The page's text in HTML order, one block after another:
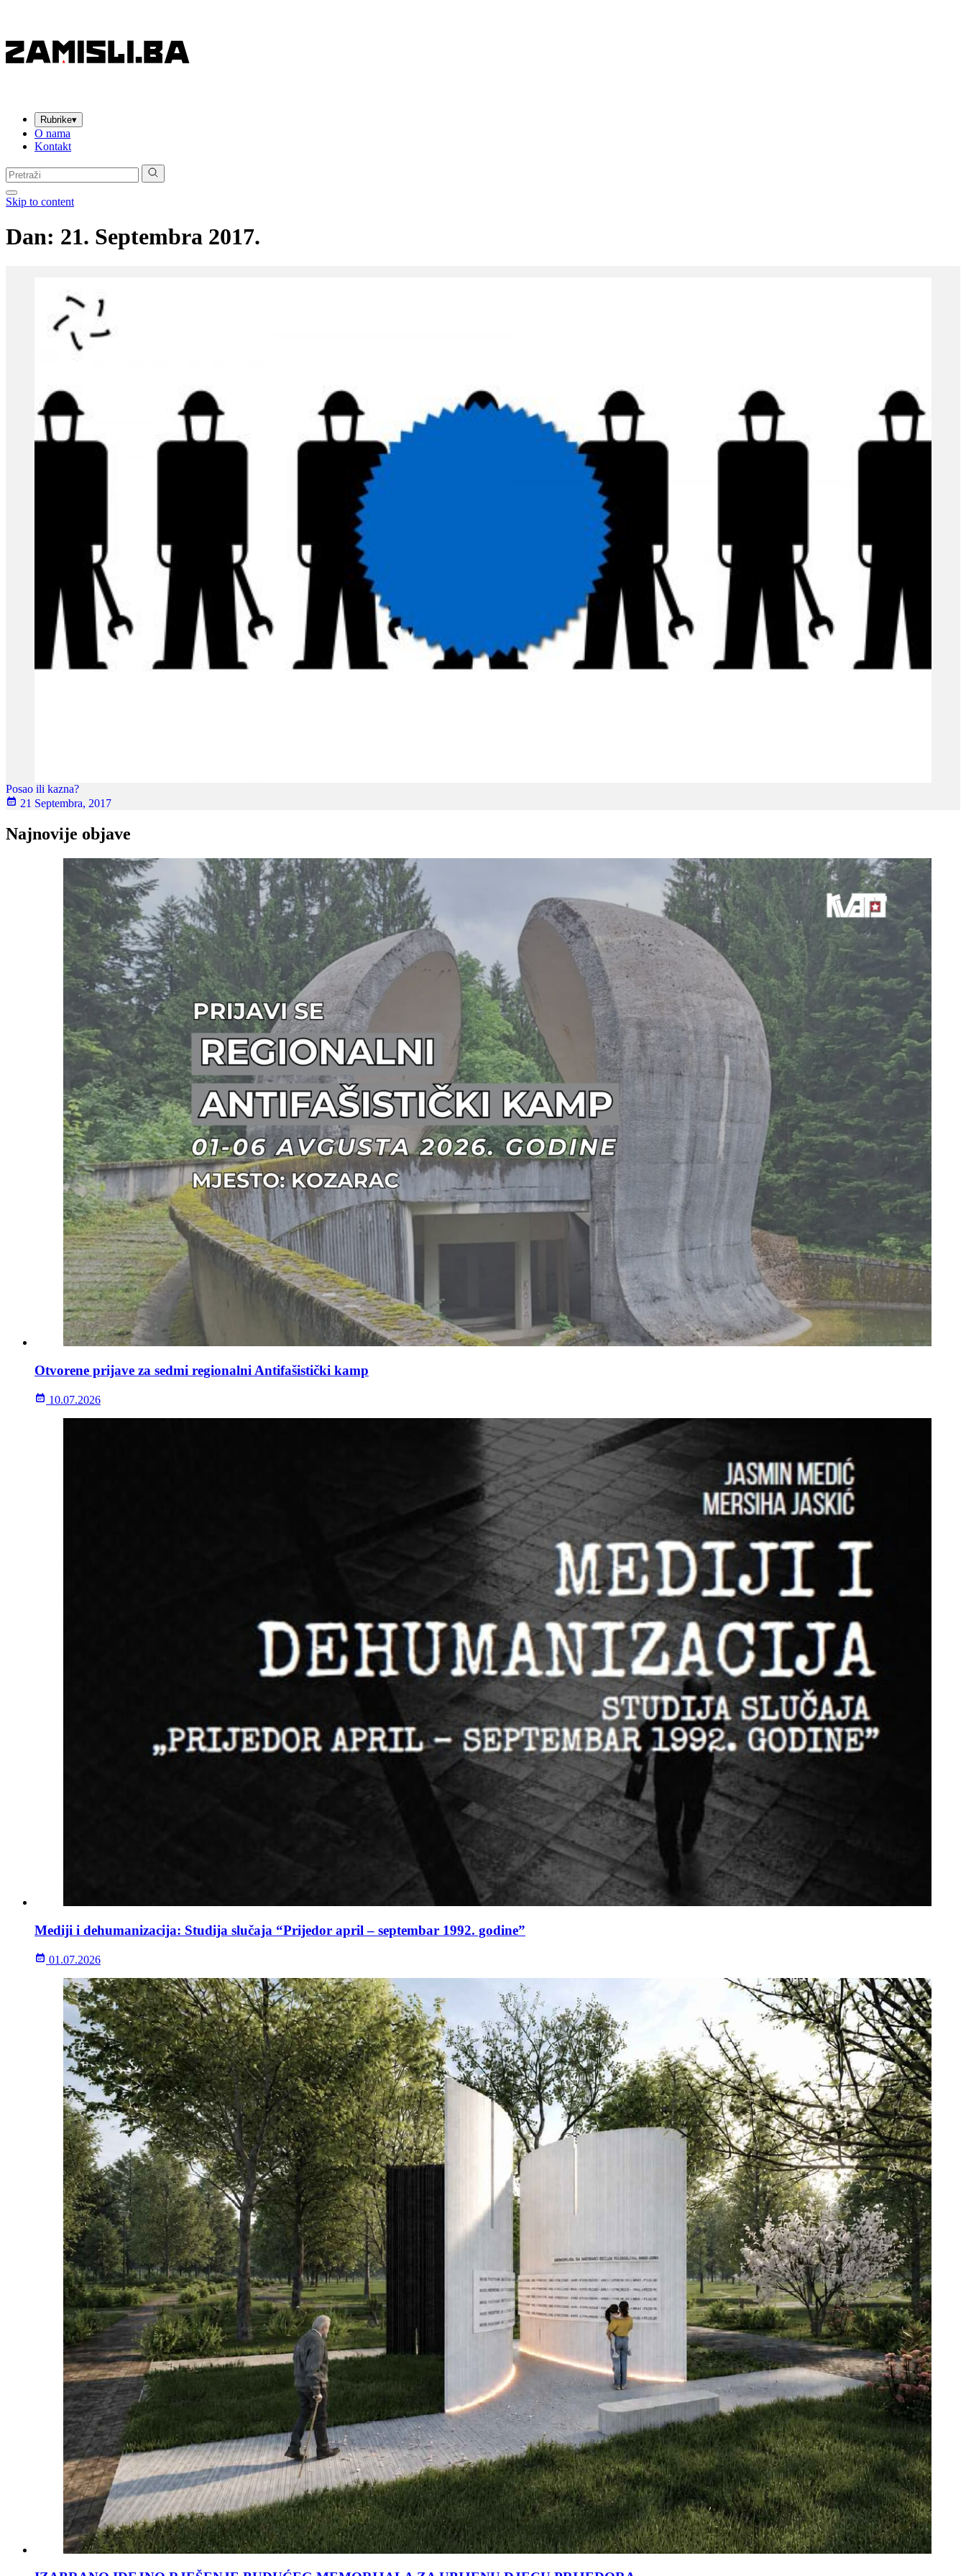
Rubrike▾
O nama
Kontakt
Pretraga:
Skip to content
Dan: 21. Septembra 2017.
Posao ili kazna?
21 Septembra, 2017
Najnovije objave
Otvorene prijave za sedmi regionalni Antifašistički kamp
10.07.2026
Mediji i dehumanizacija: Studija slučaja “Prijedor april – septembar 1992. godine”
01.07.2026